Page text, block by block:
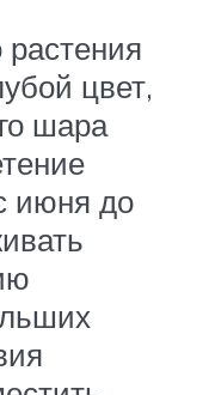
растения
цвет,
шара
июня до